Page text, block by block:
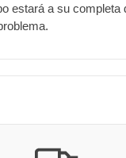
estará a su completa